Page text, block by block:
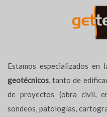
Estamos especializados
geotécnicos, tanto de
de proyectos (obra civil,
sondeos, patologías,